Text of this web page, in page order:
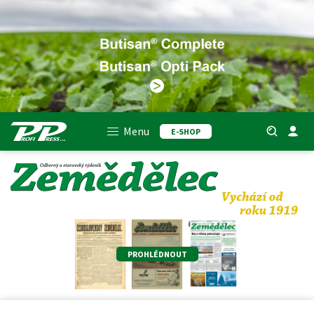
Menu E-SHOP
PROHLÉDNOUT